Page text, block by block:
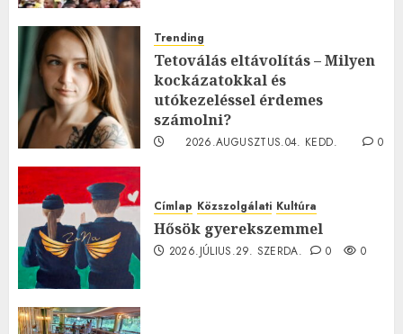
Trending
Tetoválás eltávolítás – Milyen
kockázatokkal és
utókezeléssel érdemes
számolni?
2026.AUGUSZTUS.04. KEDD.
0
Címlap Közszolgálati Kultúra
Hősök gyerekszemmel
2026.JÚLIUS.29. SZERDA. 0 0